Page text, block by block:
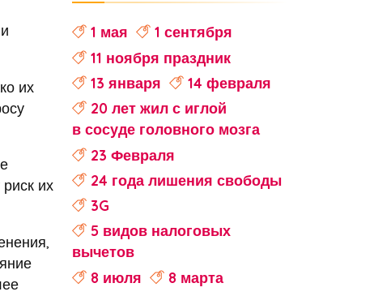
их
их
1 мая
1 сентября
11 ноября праздник
13 января
14 февраля
20 лет жил с иглой
в сосуде головного мозга
23 Февраля
24 года лишения свободы
3G
5 видов налоговых
вычетов
8 июля
8 марта